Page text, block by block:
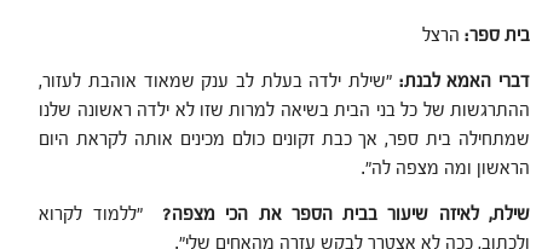
בית ספר: הרצל
דברי האמא לבנת: "שילת ילדה בעלת לב ענק שמאוד אוהבת לעזור,
ההתרגשות של כל בני הבית בשיאה למרות שזו לא ילדה ראשונה שלנו
שמתחילה בית ספר, אך כבת זקונים כולם מכינים אותה לקראת היום
הראשון ומה מצפה לה".
שילת, לאיזה שיעור בבית הספר את הכי מצפה?"ללמוד לקרוא
ולכתוב, ככה לא אצטרך לבקש עזרה מהאחים שלי".